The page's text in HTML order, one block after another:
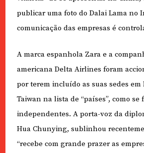
publicar uma foto do Dalai Lama no
comunicação das empresas é
A marca espanhola Zara e a
americana Delta Airlines foram
por terem incluído as suas sedes em
Taiwan na lista de “países”, como se
independentes. A porta-voz da
Hua Chunying, sublinhou
“recebe com grande prazer as